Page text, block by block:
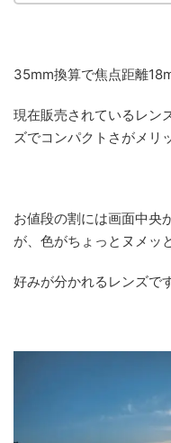
35mm換算で焦点距離
現在販売されているレン
ズでコンパクトさがメリ
お値段の割には画面中央
が、色がちょっとヌメッ
好みが分かれるレンズで